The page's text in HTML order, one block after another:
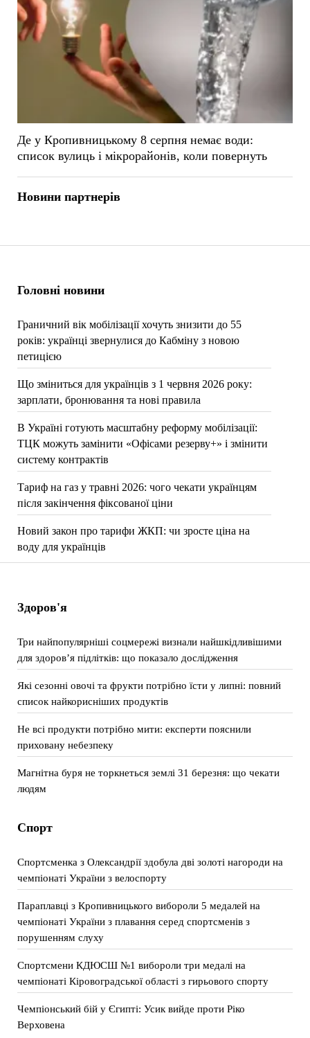
Головні новини
Граничний вік мобілізації хочуть знизити до 55
років: українці звернулися до Кабміну з новою
петицією
Що зміниться для українців з 1 червня 2026 року:
зарплати, бронювання та нові правила
В Україні готують масштабну реформу мобілізації:
ТЦК можуть замінити «Офісами резерву+» і змінити
систему контрактів
Тариф на газ у травні 2026: чого чекати українцям
після закінчення фіксованої ціни
Новий закон про тарифи ЖКП: чи зросте ціна на
воду для українців
Де у Кропивницькому 8 серпня немає води:
список вулиць і мікрорайонів, коли повернуть
Новини партнерів
Здоров'я
Три найпопулярніші соцмережі визнали найшкідливішими
для здоров’я підлітків: що показало дослідження
Які сезонні овочі та фрукти потрібно їсти у липні: повний
список найкорисніших продуктів
Не всі продукти потрібно мити: експерти пояснили
приховану небезпеку
Магнітна буря не торкнеться землі 31 березня: що чекати
людям
Спорт
Спортсменка з Олександрії здобула дві золоті нагороди на
чемпіонаті України з велоспорту
Параплавці з Кропивницького вибороли 5 медалей на
чемпіонаті України з плавання серед спортсменів з
порушенням слуху
Спортсмени КДЮСШ №1 вибороли три медалі на
чемпіонаті Кіровоградської області з гирьового спорту
Чемпіонський бій у Єгипті: Усик вийде проти Ріко
Верховена